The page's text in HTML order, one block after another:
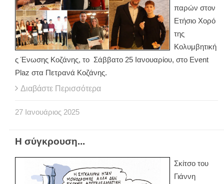
παρών στον
Ετήσιο Χορό
της
Κολυμβητική
ς Ένωσης Κοζάνης, το Σάββατο 25 Ιανουαρίου, στο Event
Plaz στα Πετρανά Κοζάνης.
Διαβάστε Περισσότερα
27 Ιανουάριος 2025
Η σύγκρουση...
Σκίτσο του
Γιάννη